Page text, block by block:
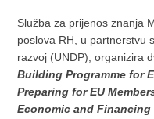
Služba za prijenos znanja
poslova RH, u partnerstvu
razvoj (UNDP), organizira
Building Programme for
Preparing for EU
Economic and Financing